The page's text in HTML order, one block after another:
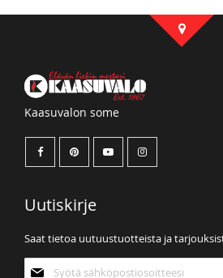
Kaasuvalon some
Uutiskirje
Saat tietoa uutuustuotteista ja